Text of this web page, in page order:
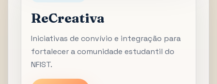
ReCreativa
Iniciativas de convívio e integração para
fortalecer a comunidade estudantil do
NFIST.